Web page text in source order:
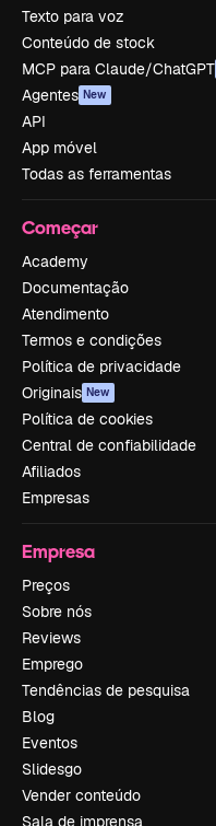
Texto para voz
Conteúdo de stock
MCP para Claude/ChatGPT
Agentes New
API
App móvel
Todas as ferramentas
Começar
Academy
Documentação
Atendimento
Termos e condições
Política de privacidade
Originais New
Política de cookies
Central de confiabilidade
Afiliados
Empresas
Empresa
Preços
Sobre nós
Reviews
Emprego
Tendências de pesquisa
Blog
Eventos
Slidesgo
Vender conteúdo
Sala de imprensa